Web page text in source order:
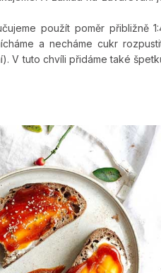
použít poměr přibližně
a necháme cukr
V tuto chvíli přidáme také